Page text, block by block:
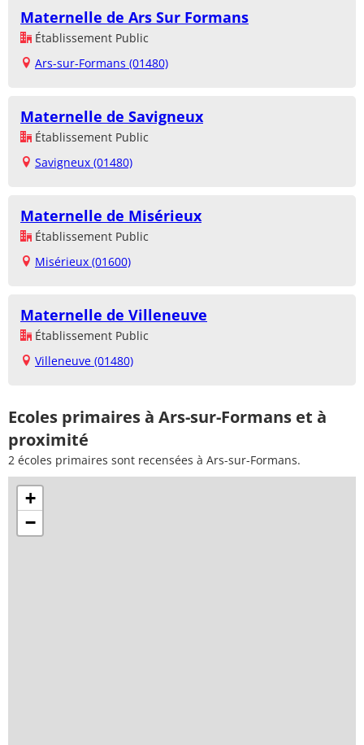
Maternelle de Ars Sur Formans
Établissement Public
Ars-sur-Formans (01480)
Maternelle de Savigneux
Établissement Public
Savigneux (01480)
Maternelle de Misérieux
Établissement Public
Misérieux (01600)
Maternelle de Villeneuve
Établissement Public
Villeneuve (01480)
Ecoles primaires à Ars-sur-Formans et à
proximité
2 écoles primaires sont recensées à Ars-sur-Formans.
+
−